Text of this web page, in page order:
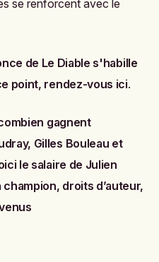
se renforcent avec le
de Le Diable s'habille
point, rendez-vous ici.
gagnent
Gilles Bouleau et
le salaire de Julien
droits d’auteur,